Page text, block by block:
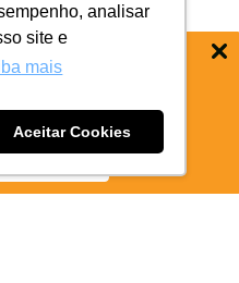
analisar
site e
mais
Aceitar Cookies